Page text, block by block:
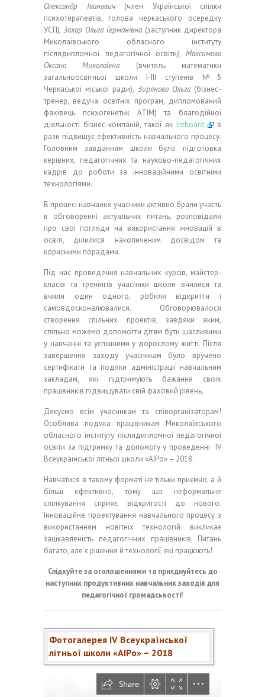
Олександр Іванович(член Української спілки
психотерапевтів, голова черкаського осередку
УСП), Захар Ольга Германівна (заступник директора
Миколаївського обласного інституту
післядипломної педагогічної освіти), Максимова
Оксана Миколаївна (вчитель математики
загальноосвітньої школи І-ІІІ ступенів №5
Черкаської міської ради), Зирянова Ольга(бізнес-
тренер, ведуча освітніх програм, дипломований
фахівець психогенетик АТІМ) та благодійної
діяльності бізнес-компаній, такої як Intboard,
в
рази підвищує ефективність навчального процесу.
Головним завданням школи було підготовка
керівних, педагогічних та науково-педагогічних
кадрів до роботи за інноваційними освітніми
технологіями.
В процесі навчання учасники активно брали участь
в обговоренні актуальних питань, розповідали
про свої погляди на використання інновацій в
освіті, ділилися накопиченим досвідом та
корисними порадами.
Під час проведення навчальних курсів, майстер-
класів та тренінгів учасники школи вчилися та
вчили один одного, робили відкриття і
самовдосконалювалися. Обговорювалося
створення спільних проектів, завдяки яким,
спільно можемо допомогти дітям бути щасливими
у навчанні та успішними у дорослому житті. Після
завершення заходу учасникам було вручено
сертифікати та подяки адміністрації навчальним
закладам, які підтримують бажання своїх
працівників підвищувати свій фаховий рівень.
Дякуємо всім учасникам та співорганізаторам!
Особлива подяка працівникам Миколаївського
обласного інституту післядипломної педагогічної
освіти за підтримку та допомогу у проведенні ІV
Всеукраїнської літньої школи «АІРо» – 2018.
Навчатися в такому форматі не тільки приємно, а й
більш ефективно, тому що неформальне
спілкування сприяє відкритості до нового.
Інноваційне проектування навчального процесу з
використанням новітніх технологій викликає
зацікавленість педагогічних працівників. Питань
багато, але є рішення й технології, які працюють!
Слідкуйте за оголошеннями та приєднуйтесь до
наступних продуктивних навчальних заходів для
педагогічної громадськості!
Фотогалерея ІV Всеукраїнської
літньої школи «АІРо» – 2018